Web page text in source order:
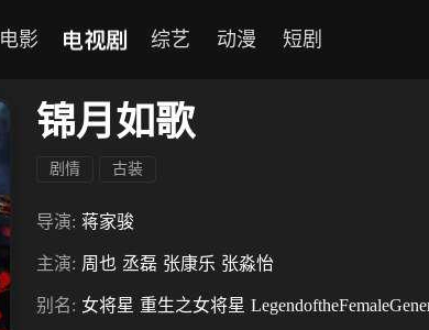
电影 电视剧 综艺 动漫 短剧
锦月如歌
剧情 古装
导演: 蒋家骏
主演: 周也 丞磊 张康乐 张淼怡
别名: 女将星 重生之女将星